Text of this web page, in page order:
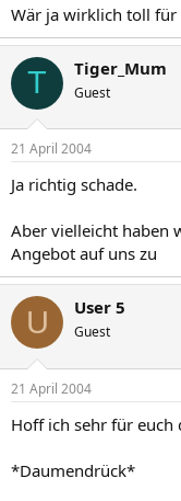
Wär ja wirklich toll für
T Tiger_Mum
Guest
21 April 2004
Ja richtig schade.
Aber vielleicht haben
Angebot auf uns zu
U User 5
Guest
21 April 2004
Hoff ich sehr für euch
*Daumendrück*